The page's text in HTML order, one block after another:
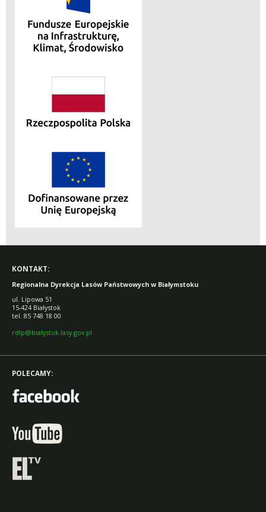
KONTAKT:
Regionalna Dyrekcja Lasów Państwowych w Białymstoku
ul. Lipowa 51
15-424 Białystok
tel. 85 748 18 00
rdlp@bialystok.lasy.gov.pl
POLECAMY: